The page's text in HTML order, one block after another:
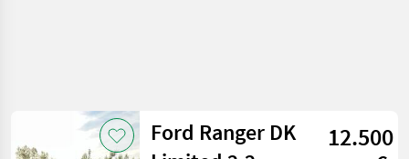
Ford Ranger DK
12.500